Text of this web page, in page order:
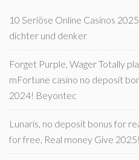
10 Seriöse Online Casinos
dichter und denker
Forget Purple, Wager Totally
mFortune casino no deposit
2024! Beyontec
Lunaris, no deposit bonus for
for free, Real money Give 2025!